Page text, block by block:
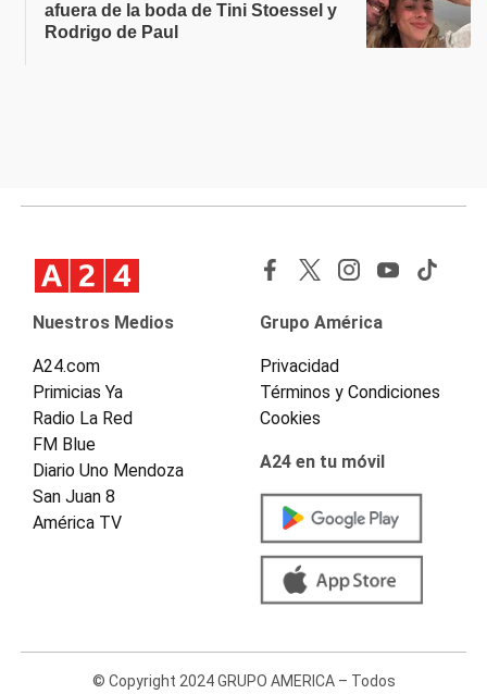
afuera de la boda de Tini Stoessel y
Rodrigo de Paul
Nuestros Medios
A24.com
Primicias Ya
Radio La Red
FM Blue
Diario Uno Mendoza
San Juan 8
América TV
Grupo América
Privacidad
Términos y Condiciones
Cookies
A24 en tu móvil
© Copyright 2024 GRUPO AMERICA – Todos